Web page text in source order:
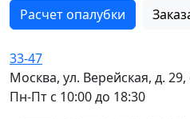
Расчет опалубки
33-47
Москва, ул. Верейская, д. 29,
Пн-Пт с 10:00 до 18:30